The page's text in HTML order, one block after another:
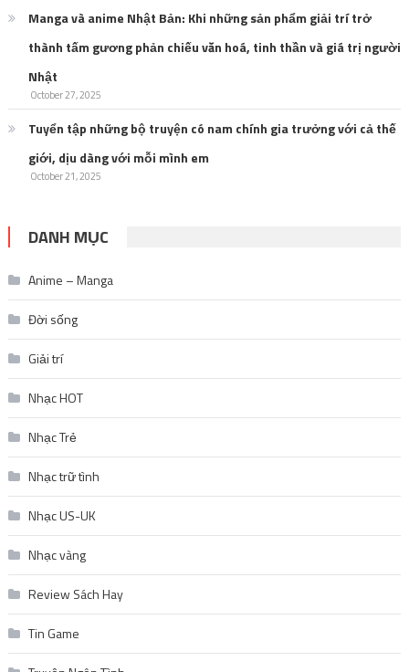
Manga và anime Nhật Bản: Khi những sản phẩm giải trí trở
thành tấm gương phản chiếu văn hoá, tinh thần và giá trị người
Nhật
October 27, 2025
Tuyển tập những bộ truyện có nam chính gia trưởng với cả thế
giới, dịu dàng với mỗi mình em
October 21, 2025
DANH MỤC
Anime – Manga
Đời sống
Giải trí
Nhạc HOT
Nhạc Trẻ
Nhạc trữ tình
Nhạc US-UK
Nhạc vàng
Review Sách Hay
Tin Game